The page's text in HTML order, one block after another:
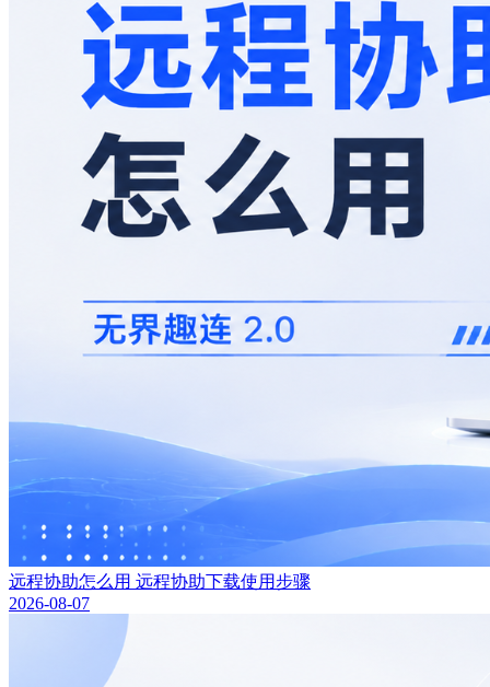
远程协助怎么用 远程协助下载使用步骤
2026-08-07